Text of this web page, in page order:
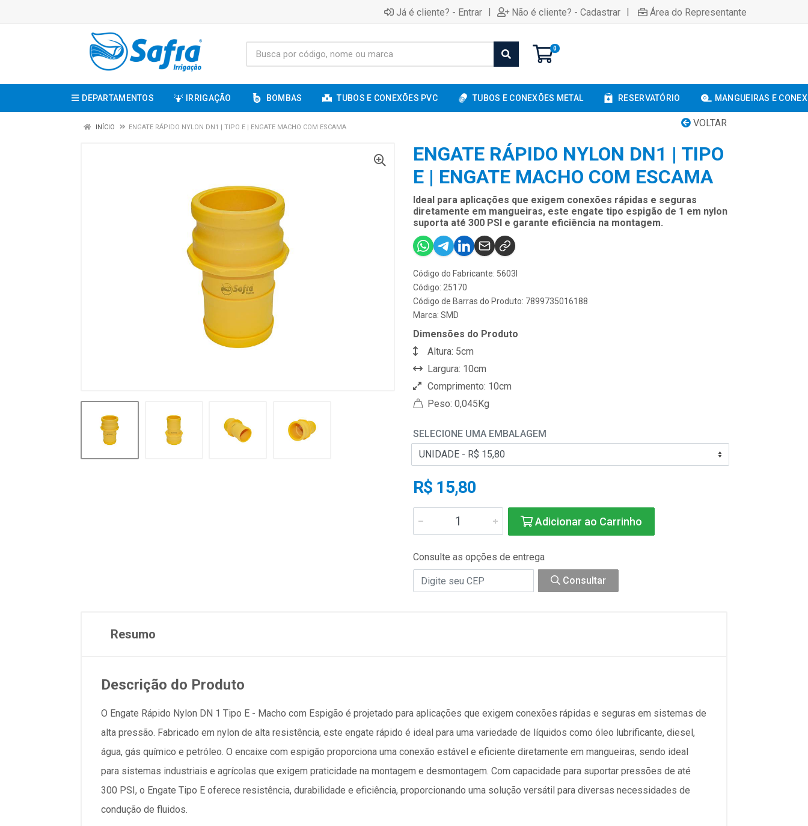
Já é cliente? - Entrar | Não é cliente? - Cadastrar | Área do Representante
0
DEPARTAMENTOS IRRIGAÇÃO BOMBAS TUBOS E CONEXÕES PVC TUBOS E CONEXÕES METAL RESERVATÓRIO MANGUEIRAS E
VOLTAR
INÍCIO ENGATE RÁPIDO NYLON DN1 | TIPO E | ENGATE MACHO COM ESCAMA
ENGATE RÁPIDO NYLON DN1 | TIPO
E | ENGATE MACHO COM ESCAMA
Ideal para aplicações que exigem conexões rápidas e seguras
diretamente em mangueiras, este engate tipo espigão de 1 em nylon
suporta até 300 PSI e garante eficiência na montagem.
Código do Fabricante: 5603I
Código: 25170
Código de Barras do Produto: 7899735016188
Marca: SMD
Dimensões do Produto
Altura: 5cm
Largura: 10cm
Comprimento: 10cm
Peso: 0,045Kg
SELECIONE UMA EMBALAGEM
R$ 15,80
Adicionar ao Carrinho
Consulte as opções de entrega
Consultar
Resumo
Descrição do Produto
O Engate Rápido Nylon DN 1 Tipo E - Macho com Espigão é projetado para aplicações que exigem conexões rápidas e seguras em sistemas de
alta pressão. Fabricado em nylon de alta resistência, este engate rápido é ideal para uma variedade de líquidos como óleo lubrificante, diesel,
água, gás químico e petróleo. O encaixe com espigão proporciona uma conexão estável e eficiente diretamente em mangueiras, sendo ideal
para sistemas industriais e agrícolas que exigem praticidade na montagem e desmontagem. Com capacidade para suportar pressões de até
300 PSI, o Engate Tipo E oferece resistência, durabilidade e eficiência, proporcionando uma solução versátil para diversas necessidades de
condução de fluidos.